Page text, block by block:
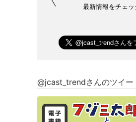
最新情報をチェッ
@jcast_trendさんのツイー